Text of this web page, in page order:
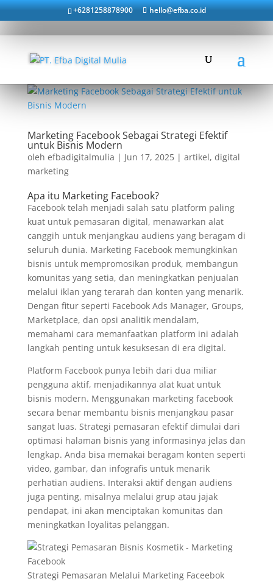
+6281258878900 hello@efba.co.id
Marketing Facebook Sebagai Strategi Efektif
untuk Bisnis Modern
oleh efbadigitalmulia | Jun 17, 2025| artikel, digital
marketing
Apa itu Marketing Facebook?
Facebook telah menjadi salah satu platform paling
kuat untuk pemasaran digital, menawarkan alat
canggih untuk menjangkau audiens yang beragam di
seluruh dunia. Marketing Facebook memungkinkan
bisnis untuk mempromosikan produk, membangun
komunitas yang setia, dan meningkatkan penjualan
melalui iklan yang terarah dan konten yang menarik.
Dengan fitur seperti Facebook Ads Manager, Groups,
Marketplace, dan opsi analitik mendalam,
memahami cara memanfaatkan platform ini adalah
langkah penting untuk kesuksesan di era digital.
Platform Facebook punya lebih dari dua miliar
pengguna aktif, menjadikannya alat kuat untuk
bisnis modern. Menggunakan marketing facebook
secara benar membantu bisnis menjangkau pasar
sangat luas. Strategi pemasaran efektif dimulai dari
optimasi halaman bisnis yang informasinya jelas dan
lengkap. Anda bisa memakai beragam konten seperti
video, gambar, dan infografis untuk menarik
perhatian audiens. Interaksi aktif dengan audiens
juga penting, misalnya melalui grup atau jajak
pendapat, ini akan menciptakan komunitas dan
meningkatkan loyalitas pelanggan.
Strategi Pemasaran Melalui Marketing Faceebok